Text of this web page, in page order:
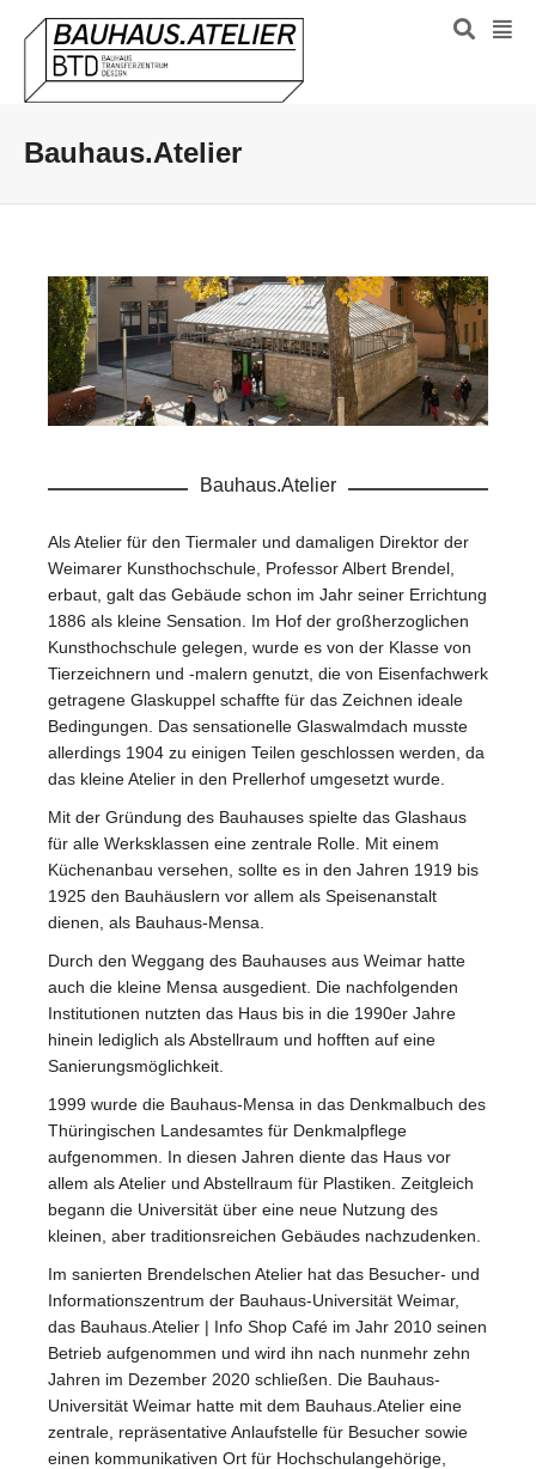
Bauhaus.Atelier
Bauhaus.Atelier
Als Atelier für den Tiermaler und damaligen Direktor der
Weimarer Kunsthochschule, Professor Albert Brendel,
erbaut, galt das Gebäude schon im Jahr seiner Errichtung
1886 als kleine Sensation. Im Hof der großherzoglichen
Kunsthochschule gelegen, wurde es von der Klasse von
Tierzeichnern und -malern genutzt, die von Eisenfachwerk
getragene Glaskuppel schaffte für das Zeichnen ideale
Bedingungen. Das sensationelle Glaswalmdach musste
allerdings 1904 zu einigen Teilen geschlossen werden, da
das kleine Atelier in den Prellerhof umgesetzt wurde.
Mit der Gründung des Bauhauses spielte das Glashaus
für alle Werksklassen eine zentrale Rolle. Mit einem
Küchenanbau versehen, sollte es in den Jahren 1919 bis
1925 den Bauhäuslern vor allem als Speisenanstalt
dienen, als Bauhaus-Mensa.
Durch den Weggang des Bauhauses aus Weimar hatte
auch die kleine Mensa ausgedient. Die nachfolgenden
Institutionen nutzten das Haus bis in die 1990er Jahre
hinein lediglich als Abstellraum und hofften auf eine
Sanierungsmöglichkeit.
1999 wurde die Bauhaus-Mensa in das Denkmalbuch des
Thüringischen Landesamtes für Denkmalpflege
aufgenommen. In diesen Jahren diente das Haus vor
allem als Atelier und Abstellraum für Plastiken. Zeitgleich
begann die Universität über eine neue Nutzung des
kleinen, aber traditionsreichen Gebäudes nachzudenken.
Im sanierten Brendelschen Atelier hat das Besucher- und
Informationszentrum der Bauhaus-Universität Weimar,
das Bauhaus.Atelier | Info Shop Café im Jahr 2010 seinen
Betrieb aufgenommen und wird ihn nach nunmehr zehn
Jahren im Dezember 2020 schließen. Die Bauhaus-
Universität Weimar hatte mit dem Bauhaus.Atelier eine
zentrale, repräsentative Anlaufstelle für Besucher sowie
einen kommunikativen Ort für Hochschulangehörige,